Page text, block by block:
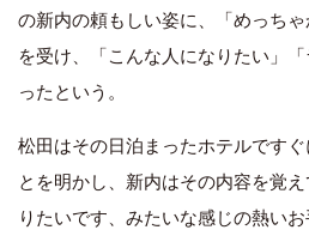
の新内の頼もしい姿に、「めっち
を受け、「こんな人になりたい」
ったという。
松田はその日泊まったホテルです
とを明かし、新内はその内容を覚
りたいです、みたいな感じの熱い